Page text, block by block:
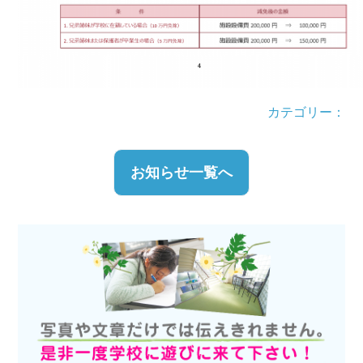
カテゴリー：
お知らせ一覧へ